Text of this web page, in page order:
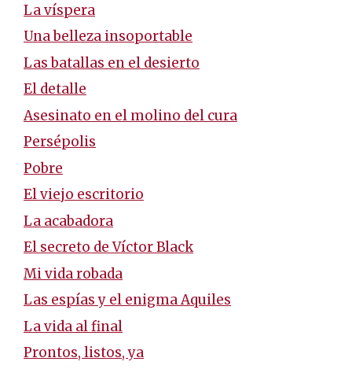
La víspera
Una belleza insoportable
Las batallas en el desierto
El detalle
Asesinato en el molino del cura
Persépolis
Pobre
El viejo escritorio
La acabadora
El secreto de Víctor Black
Mi vida robada
Las espías y el enigma Aquiles
La vida al final
Prontos, listos, ya